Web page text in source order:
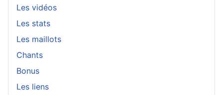
Les vidéos
Les stats
Les maillots
Chants
Bonus
Les liens